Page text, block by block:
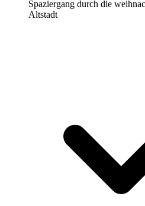
Spaziergang durch die
Altstadt